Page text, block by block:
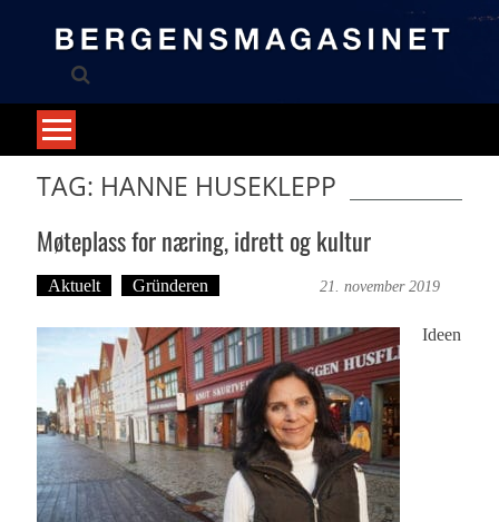
TAG: HANNE HUSEKLEPP
Møteplass for næring, idrett og kultur
Aktuelt Gründeren 21. november 2019
Ideen